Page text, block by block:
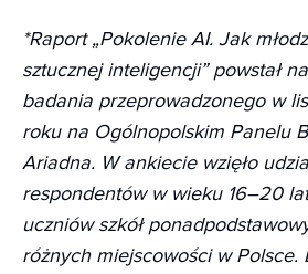
*Raport „Pokolenie AI. Jak
sztucznej inteligencji” powstał
badania przeprowadzonego w
roku na Ogólnopolskim Panelu
Ariadna. W ankiecie wzięło
respondentów w wieku 16–20
uczniów szkół
różnych miejscowości w Polsce.